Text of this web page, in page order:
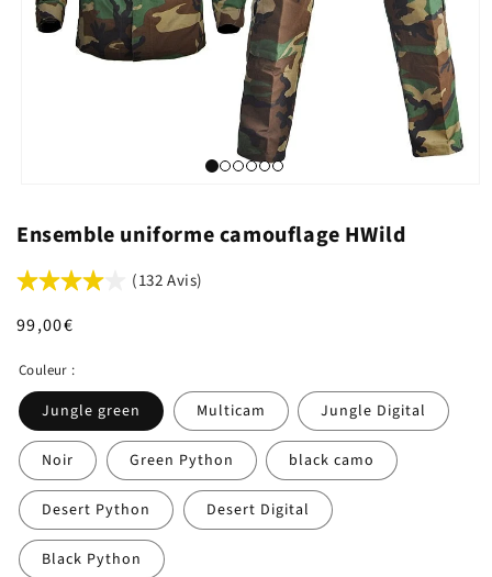
Ensemble uniforme camouflage HWild
(132 Avis)
Prix
99,00€
Couleur :
Jungle green Multicam Jungle Digital
Noir Green Python black camo
Desert Python Desert Digital
Black Python